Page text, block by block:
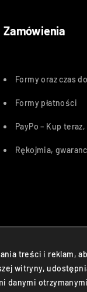
Zamówienia
Formy oraz czas
Formy płatności
PayPo – Kup teraz,
Rękojmia,
treści i reklam,
witryny,
danymi